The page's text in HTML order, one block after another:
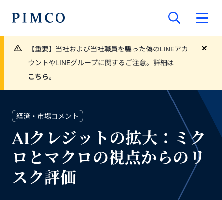
【重要】当社および当社職員を騙った偽のLINEアカ
ウントやLINEグループに関するご注意。詳細は
こちら。
経済・市場コメント
AIクレジットの拡大：ミク
ロとマクロの視点からのリ
スク評価